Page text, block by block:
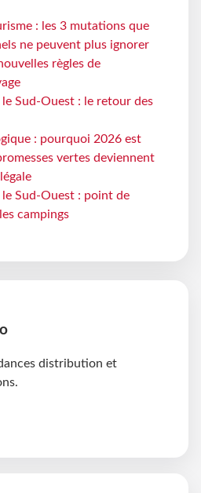
: les 3 mutations que
ne peuvent plus ignorer
règles de
le Sud-Ouest : le retour des
: pourquoi 2026 est
vertes deviennent
le Sud-Ouest : point de
campings
distribution et